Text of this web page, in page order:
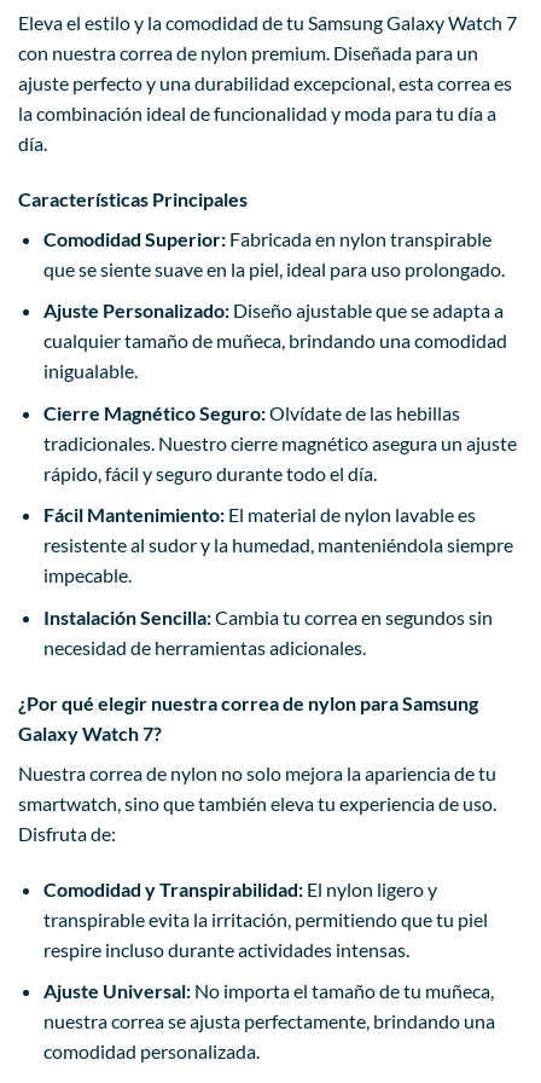
Eleva el estilo y la comodidad de tu Samsung Galaxy Watch 7
con nuestra correa de nylon premium. Diseñada para un
ajuste perfecto y una durabilidad excepcional, esta correa es
la combinación ideal de funcionalidad y moda para tu día a
día.
Características Principales
Comodidad Superior:Fabricada en nylon transpirable
que se siente suave en la piel, ideal para uso prolongado.
Ajuste Personalizado:Diseño ajustable que se adapta a
cualquier tamaño de muñeca, brindando una comodidad
inigualable.
Cierre Magnético Seguro:Olvídate de las hebillas
tradicionales. Nuestro cierre magnético asegura un ajuste
rápido, fácil y seguro durante todo el día.
Fácil Mantenimiento:El material de nylon lavable es
resistente al sudor y la humedad, manteniéndola siempre
impecable.
Instalación Sencilla:Cambia tu correa en segundos sin
necesidad de herramientas adicionales.
¿Por qué elegir nuestra correa de nylon para Samsung
Galaxy Watch 7?
Nuestra correa de nylon no solo mejora la apariencia de tu
smartwatch, sino que también eleva tu experiencia de uso.
Disfruta de:
Comodidad y Transpirabilidad:El nylon ligero y
transpirable evita la irritación, permitiendo que tu piel
respire incluso durante actividades intensas.
Ajuste Universal:No importa el tamaño de tu muñeca,
nuestra correa se ajusta perfectamente, brindando una
comodidad personalizada.